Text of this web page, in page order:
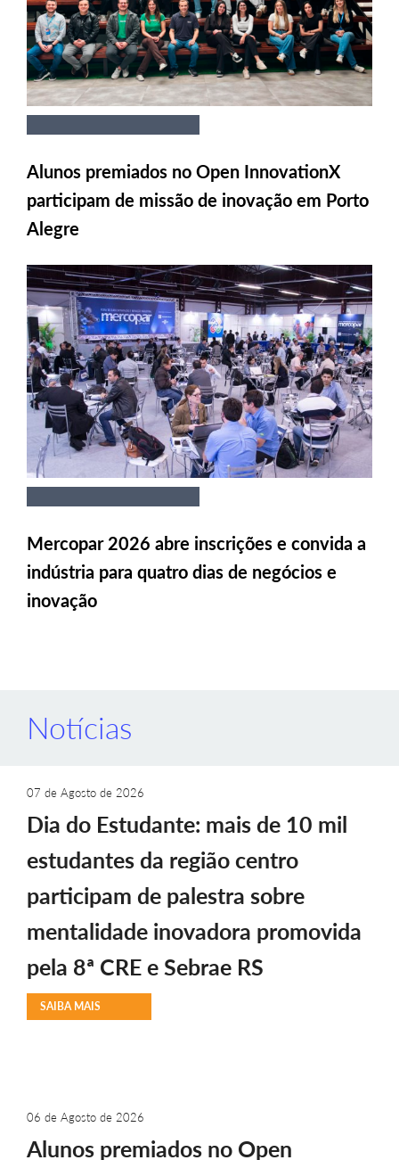
Alunos premiados no Open InnovationX
participam de missão de inovação em Porto
Alegre
Mercopar 2026 abre inscrições e convida a
indústria para quatro dias de negócios e
inovação
Notícias
07 de Agosto de 2026
Dia do Estudante: mais de 10 mil
estudantes da região centro
participam de palestra sobre
mentalidade inovadora promovida
pela 8ª CRE e Sebrae RS
SAIBA MAIS
06 de Agosto de 2026
Alunos premiados no Open